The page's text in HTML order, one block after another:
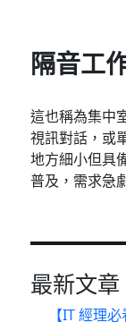
隔音工
這也稱為集中
視訊對話，或
地方細小但具
普及，需求急
最新文章
【IT 經理